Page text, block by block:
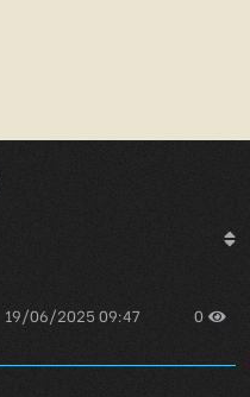
19/06/2025 09:47 0